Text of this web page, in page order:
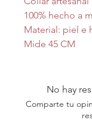
100% hecho a
Material: piel e
Mide 45 CM
No hay
Comparte tu